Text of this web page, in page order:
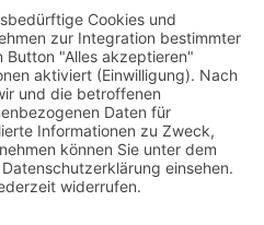
by Webjoker.eu
und alle Bundesländer wieBaden-
Saarland,Rheinland-Pfalz,Nordrhein-
, Schleswig-Holstein
Mecklenburg-
,Sachsen ,Sachsen-Anhalt